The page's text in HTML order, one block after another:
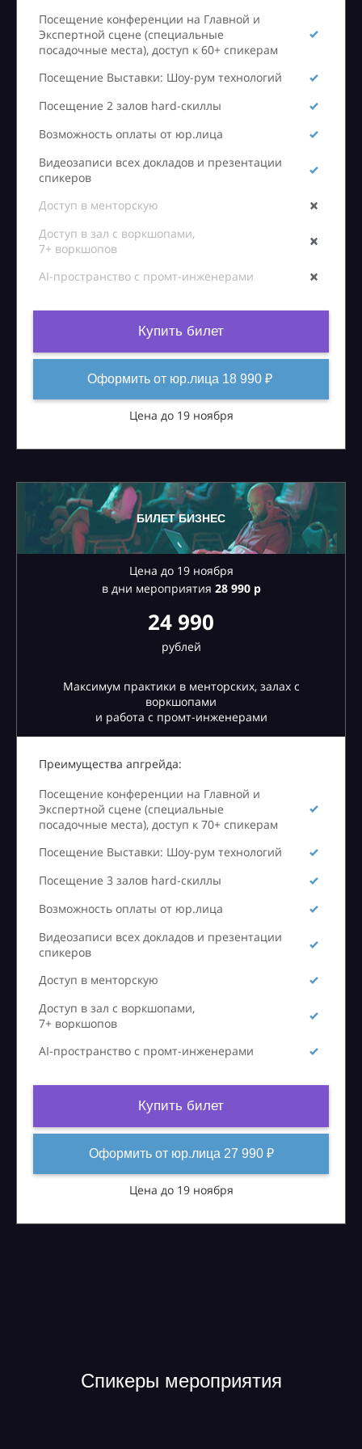
Посещение конференции на Главной и
Экспертной сцене (специальные
посадочные места), доступ к 60+ спикерам
Посещение Выставки: Шоу-рум технологий
Посещение 2 залов hard-скиллы
Возможность оплаты от юр.лица
Видеозаписи всех докладов и презентации
спикеров
Доступ в менторскую
Доступ в зал с воркшопами,
7+ воркшопов
AI-пространство с промт-инженерами
Купить билет
Оформить от юр.лица 18 990 ₽
Цена до 19 ноября
БИЛЕТ БИЗНЕС
Цена до 19 ноября
в дни мероприятия 28990 р
24 990
рублей
Максимум практики в менторских, залах с
воркшопами
и работа с промт-инженерами
Преимущества апгрейда:
Посещение конференции на Главной и
Экспертной сцене (специальные
посадочные места), доступ к 70+ спикерам
Посещение Выставки: Шоу-рум технологий
Посещение 3 залов hard-скиллы
Возможность оплаты от юр.лица
Видеозаписи всех докладов и презентации
спикеров
Доступ в менторскую
Доступ в зал с воркшопами,
7+ воркшопов
AI-пространство с промт-инженерами
Купить билет
Оформить от юр.лица 27 990 ₽
Цена до 19 ноября
Спикеры мероприятия